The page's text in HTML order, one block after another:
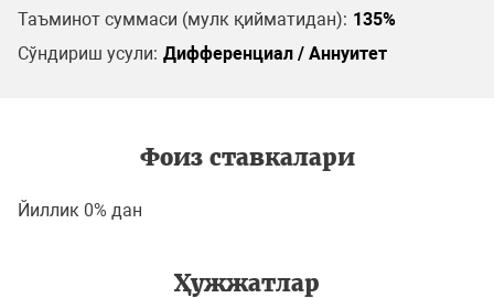
Таъминот суммаси (мулк қийматидан): 135%
Сўндириш усули: Дифференциал / Аннуитет
Фоиз ставкалари
Йиллик 0% дан
Ҳужжатлар